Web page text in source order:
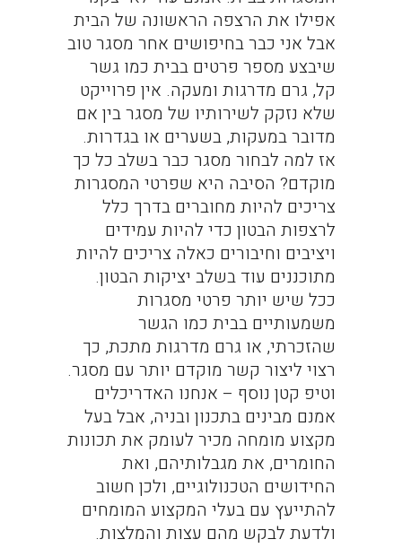
אפילו את הרצפה הראשונה של הבית
אבל אני כבר בחיפושים אחר מסגר טוב
שיבצע מספר פרטים בבית כמו גשר
קל, גרם מדרגות ומעקה. אין פרוייקט
שלא נזקק לשירותיו של מסגר בין אם
מדובר במעקות, בשערים או בגדרות.
אז למה לבחור מסגר כבר בשלב כל כך
מוקדם? הסיבה היא שפרטי המסגרות
צריכים להיות מחוברים בדרך כלל
לרצפות הבטון כדי להיות עמידים
ויציבים וחיבורים כאלה צריכים להיות
מתוכננים עוד בשלב יציקות הבטון.
ככל שיש יותר פרטי מסגרות
משמעותיים בבית כמו הגשר
שהזכרתי, או גרם מדרגות מתכת, כך
רצוי ליצור קשר מוקדם יותר עם מסגר.
וטיפ קטן נוסף – אנחנו האדריכלים
אמנם מבינים בתכנון ובניה, אבל בעל
מקצוע מומחה מכיר לעומק את תכונות
החומרים, את מגבלותיהם, ואת
החידושים הטכנולוגיים, ולכן חשוב
להתייעץ עם בעלי המקצוע המומחים
ולדעת לבקש מהם עצות והמלצות.